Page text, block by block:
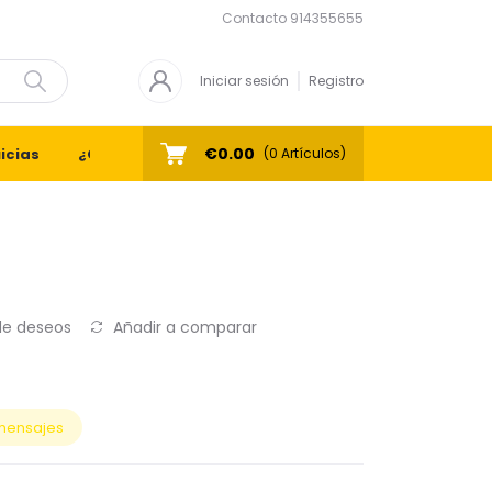
Contacto 914355655
Iniciar sesión Registro
¿Quiénes Somos? Contacto
€0.00 (0 Artículos)
deseos Añadir a comparar